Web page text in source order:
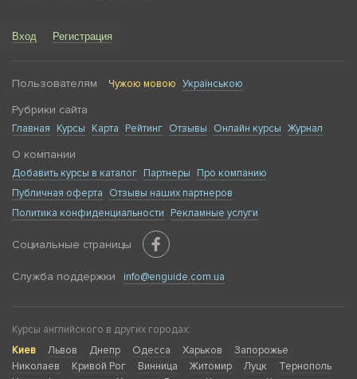
Вход Регистрация
Пользователям Чужою мовою Українською
Рубрики сайта
Главная Курсы Карта Рейтинг Отзывы Онлайн курсы Журнал
О компании
Добавить курсы в каталог Партнеры
Про компанию
Публичная оферта
Отзывы наших партнеров
Политика конфиденциальности
Рекламные услуги
Социальные страницы
Служба поддержки info@enguide.com.ua
Курсы английского в других городах:
Киев
Львов Днепр Одесса Харьков
Запорожье
Николаев
Кривой Рог Винница Житомир Луцк
Тернополь